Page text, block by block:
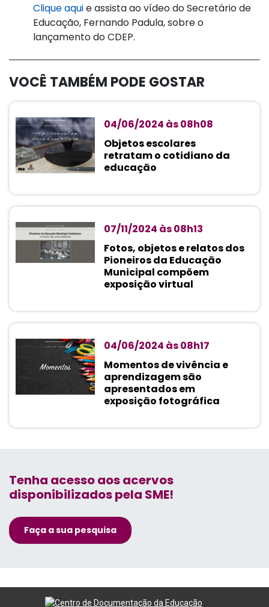
Clique aquie assista ao vídeo do Secretário de
Educação, Fernando Padula, sobre o
lançamento do CDEP.
VOCÊ TAMBÉM PODE GOSTAR
04/06/2024 às 08h08
Objetos escolares
retratam o cotidiano da
educação
07/11/2024 às 08h13
Fotos, objetos e relatos dos
Pioneiros da Educação
Municipal compõem
exposição virtual
04/06/2024 às 08h17
Momentos de vivência e
aprendizagem são
apresentados em
exposição fotográfica
Tenha acesso aos acervos
disponibilizados pela SME!
Faça a sua pesquisa